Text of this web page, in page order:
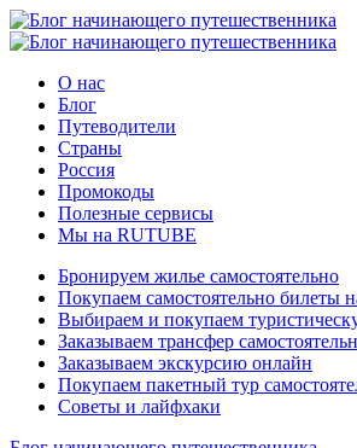
О нас
Блог
Путеводители
Страны
Россия
Промокоды
Полезные сервисы
Мы на RUTUBE
Бронируем жилье самостоятельно
Покупаем самостоятельно билеты
Выбираем и покупаем
Заказываем трансфер
Заказываем экскурсию онлайн
Покупаем пакетный тур
Советы и лайфхаки